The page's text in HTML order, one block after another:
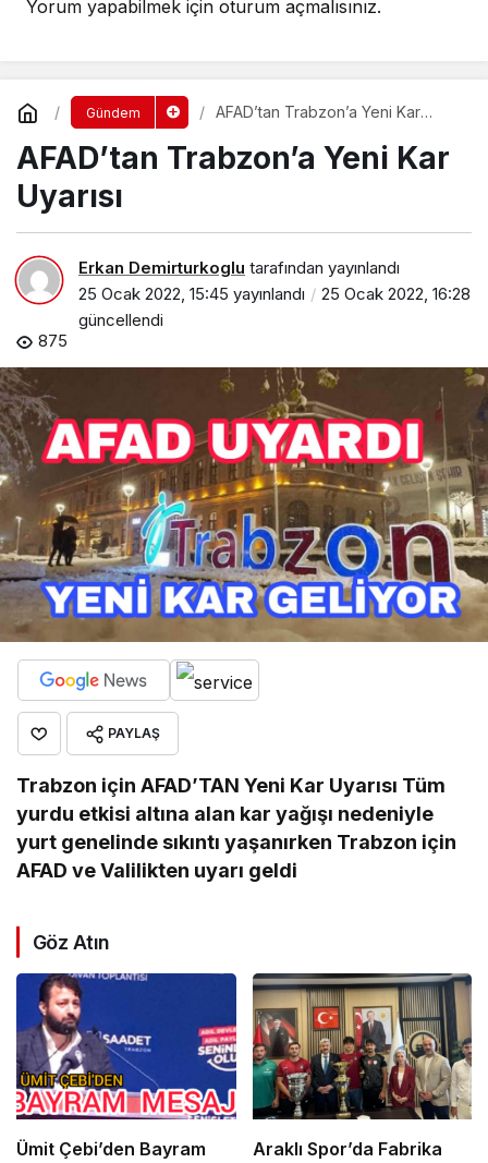
Yorum yapabilmek için oturum açmalısınız.
Gündem
AFAD’tan Trabzon’a Yeni Kar
AFAD’tan Trabzon’a Yeni Kar
Uyarısı
Erkan Demirturkoglu tarafından yayınlandı
25 Ocak 2022, 15:45 yayınlandı
25 Ocak 2022, 16:28
güncellendi
875
PAYLAŞ
Trabzon için AFAD’TAN Yeni Kar Uyarısı Tüm
yurdu etkisi altına alan kar yağışı nedeniyle
yurt genelinde sıkıntı yaşanırken Trabzon için
AFAD ve Valilikten uyarı geldi
Göz Atın
Ümit Çebi’den Bayram
Araklı Spor’da Fabrika